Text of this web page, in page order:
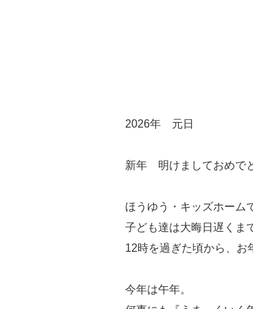
2026年 元日
新年 明けましておめで
ほうゆう・キッズホーム
子ども達は大晦日遅くま
12時を過ぎた頃から、お
今年は午年。